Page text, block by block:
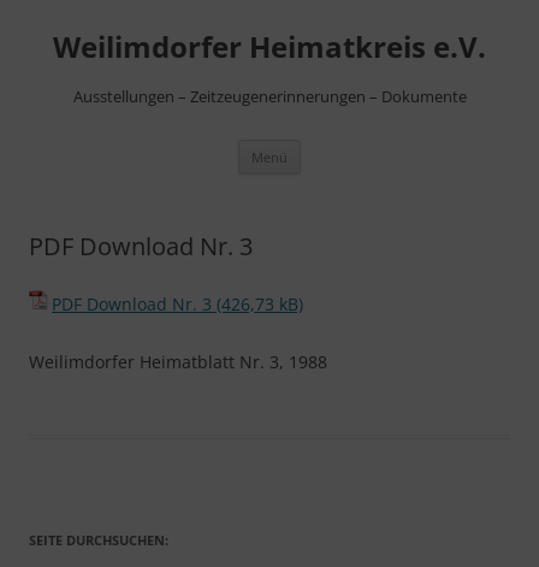
springen
Weilimdorfer Heimatkreis e.V.
Ausstellungen – Zeitzeugenerinnerungen – Dokumente
Menü
PDF Download Nr. 3
PDF Download Nr. 3
Weilimdorfer Heimatblatt Nr. 3, 1988
SEITE DURCHSUCHEN: